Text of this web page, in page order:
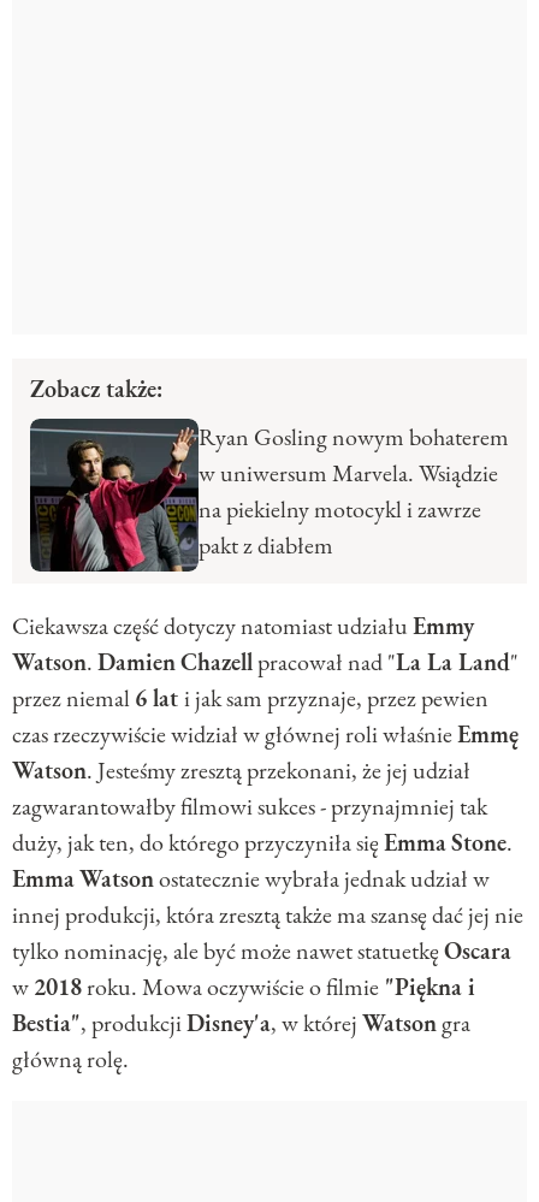
Zobacz także:
Ryan Gosling nowym bohaterem
w uniwersum Marvela. Wsiądzie
na piekielny motocykl i zawrze
pakt z diabłem
Ciekawsza część dotyczy natomiast udziałuEmmy
Watson.DamienChazellpracował nad "La La Land"
przez niemal6 lati jak sam przyznaje, przez pewien
czas rzeczywiście widział w głównej roli właśnieEmmę
Watson. Jesteśmy zresztą przekonani, że jej udział
zagwarantowałby filmowi sukces - przynajmniej tak
duży, jak ten, do którego przyczyniła sięEmmaStone.
EmmaWatsonostatecznie wybrała jednak udział w
innej produkcji, która zresztą także ma szansę dać jej nie
tylko nominację, ale być może nawet statuetkęOscara
w2018roku. Mowa oczywiście o filmie "Piękna i
Bestia", produkcjiDisney'a, w którejWatsongra
główną rolę.